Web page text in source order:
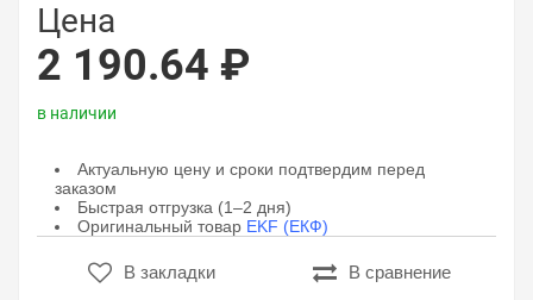
Цена
2 190.64 ₽
в наличии
Актуальную цену и сроки подтвердим перед
заказом
Быстрая отгрузка (1–2 дня)
Оригинальный товар EKF (ЕКФ)
В закладки В сравнение